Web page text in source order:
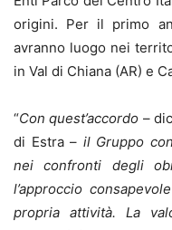
origini. Per il primo
avranno luogo nei
in Val di Chiana (AR) e
“Con quest’accordo –
di Estra – il Gruppo
nei confronti degli
l’approccio
propria attività. La